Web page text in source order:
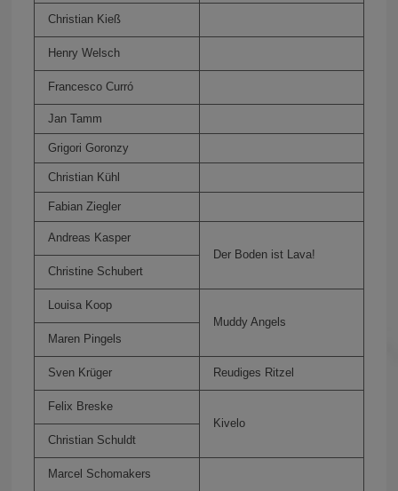
Christian Kieß
Henry Welsch
Francesco Curró
Jan Tamm
Grigori Goronzy
Christian Kühl
Fabian Ziegler
Andreas Kasper
Der Boden ist Lava!
Christine Schubert
Louisa Koop
Muddy Angels
Maren Pingels
Sven Krüger Reudiges Ritzel
Felix Breske
Kivelo
Christian Schuldt
Marcel Schomakers